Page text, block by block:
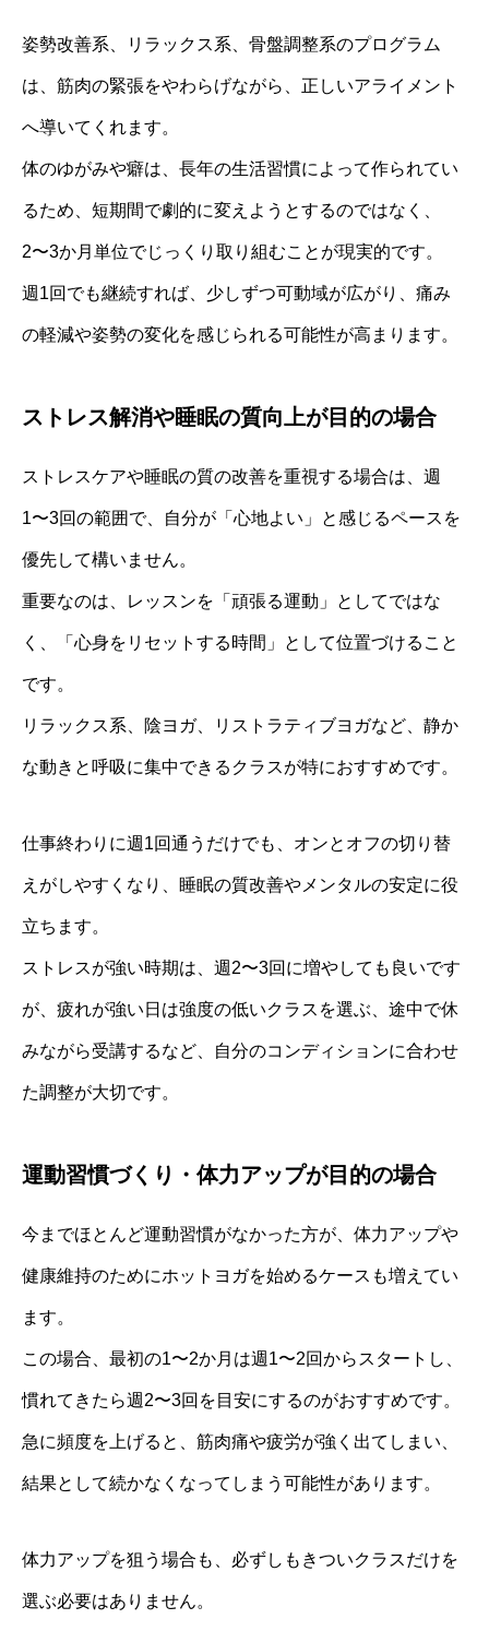
姿勢改善系、リラックス系、骨盤調整系のプログラム
は、筋肉の緊張をやわらげながら、正しいアライメント
へ導いてくれます。
体のゆがみや癖は、長年の生活習慣によって作られてい
るため、短期間で劇的に変えようとするのではなく、
2〜3か月単位でじっくり取り組むことが現実的です。
週1回でも継続すれば、少しずつ可動域が広がり、痛み
の軽減や姿勢の変化を感じられる可能性が高まります。
ストレス解消や睡眠の質向上が目的の場合
ストレスケアや睡眠の質の改善を重視する場合は、週
1〜3回の範囲で、自分が「心地よい」と感じるペースを
優先して構いません。
重要なのは、レッスンを「頑張る運動」としてではな
く、「心身をリセットする時間」として位置づけること
です。
リラックス系、陰ヨガ、リストラティブヨガなど、静か
な動きと呼吸に集中できるクラスが特におすすめです。
仕事終わりに週1回通うだけでも、オンとオフの切り替
えがしやすくなり、睡眠の質改善やメンタルの安定に役
立ちます。
ストレスが強い時期は、週2〜3回に増やしても良いです
が、疲れが強い日は強度の低いクラスを選ぶ、途中で休
みながら受講するなど、自分のコンディションに合わせ
た調整が大切です。
運動習慣づくり・体力アップが目的の場合
今までほとんど運動習慣がなかった方が、体力アップや
健康維持のためにホットヨガを始めるケースも増えてい
ます。
この場合、最初の1〜2か月は週1〜2回からスタートし、
慣れてきたら週2〜3回を目安にするのがおすすめです。
急に頻度を上げると、筋肉痛や疲労が強く出てしまい、
結果として続かなくなってしまう可能性があります。
体力アップを狙う場合も、必ずしもきついクラスだけを
選ぶ必要はありません。